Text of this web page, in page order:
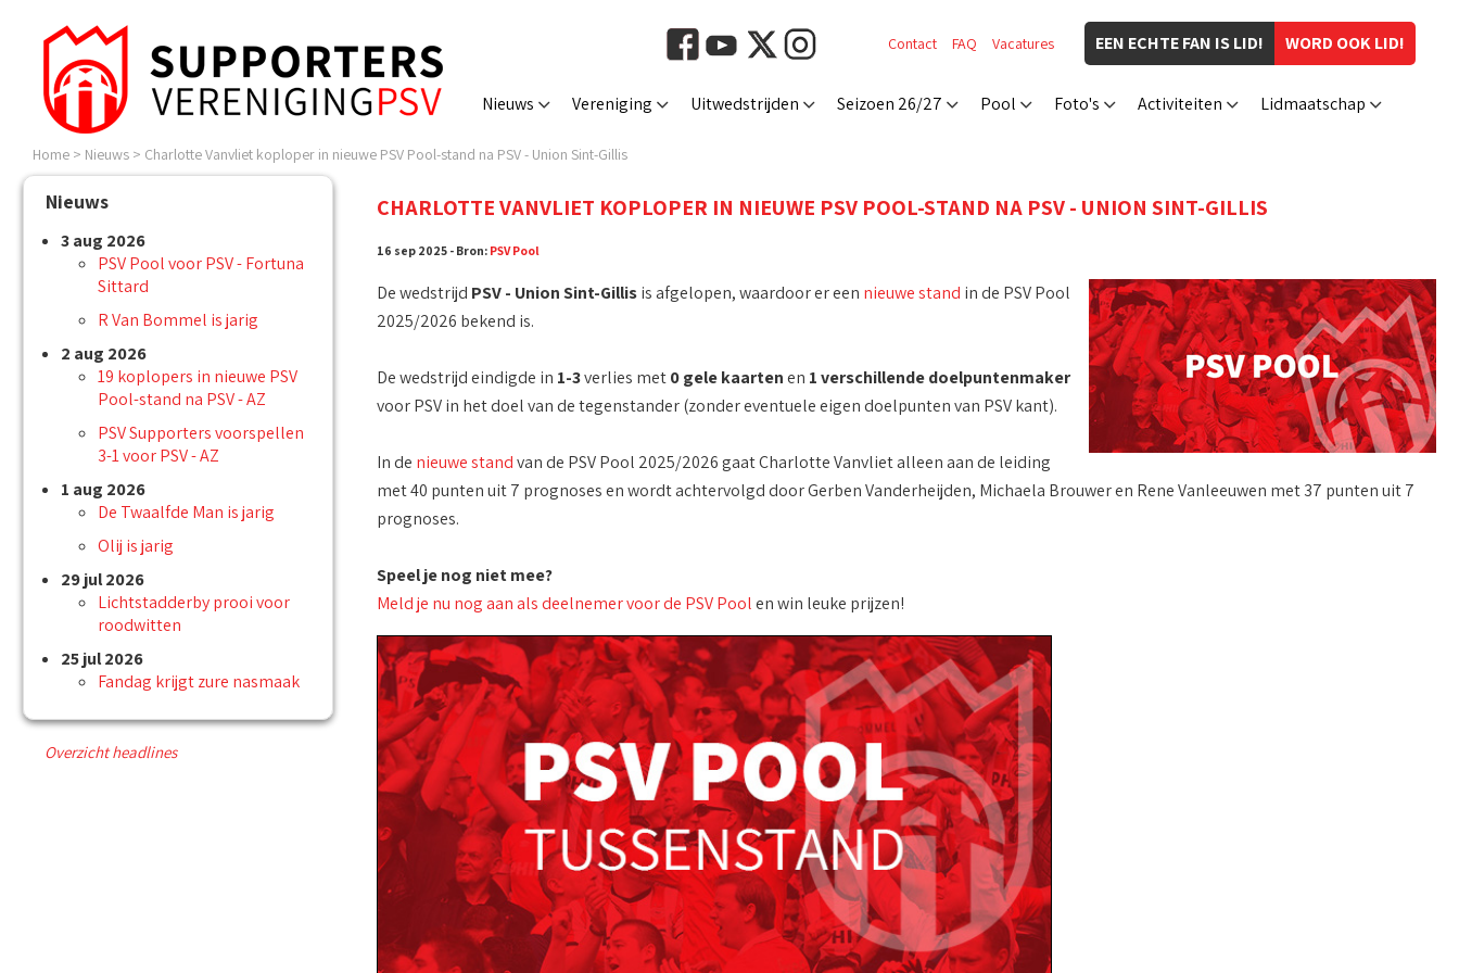
WORD OOK LID!
EEN ECHTE FAN IS LID!
Contact FAQ Vacatures
Nieuws Vereniging Uitwedstrijden Seizoen 26/27 Pool Foto's Activiteiten Lidmaatschap
Home > Nieuws > Charlotte Vanvliet koploper in nieuwe PSV Pool-stand na PSV - Union Sint-Gillis
Nieuws
3 aug 2026
PSV Pool voor PSV - Fortuna
Sittard
R Van Bommel is jarig
2 aug 2026
19 koplopers in nieuwe PSV
Pool-stand na PSV - AZ
PSV Supporters voorspellen
3-1 voor PSV - AZ
1 aug 2026
De Twaalfde Man is jarig
Olij is jarig
29 jul 2026
Lichtstadderby prooi voor
roodwitten
25 jul 2026
Fandag krijgt zure nasmaak
Overzicht headlines
CHARLOTTE VANVLIET KOPLOPER IN NIEUWE PSV POOL-STAND NA PSV - UNION SINT-GILLIS
16 sep 2025 - Bron: PSV Pool
De wedstrijd PSV - Union Sint-Gillisis afgelopen, waardoor er een nieuwe stand in de PSV Pool
2025/2026 bekend is.
De wedstrijd eindigde in 1-3verlies met0 gele kaartenen 1 verschillende doelpuntenmaker
voor PSV in het doel van de tegenstander (zonder eventuele eigen doelpunten van PSV kant).
In de nieuwe standvan de PSV Pool 2025/2026 gaat Charlotte Vanvliet alleen aan de leiding
met 40 punten uit 7 prognoses en wordt achtervolgd door Gerben Vanderheijden, Michaela Brouwer en Rene Vanleeuwen met 37 punten uit 7
prognoses.
Speel je nog niet mee?
Meld je nu nog aan als deelnemer voor de PSV Poolen win leuke prijzen!